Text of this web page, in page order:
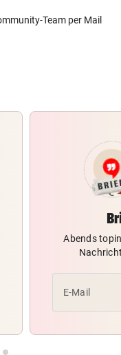
Team per Mail
Abends
E-Mail